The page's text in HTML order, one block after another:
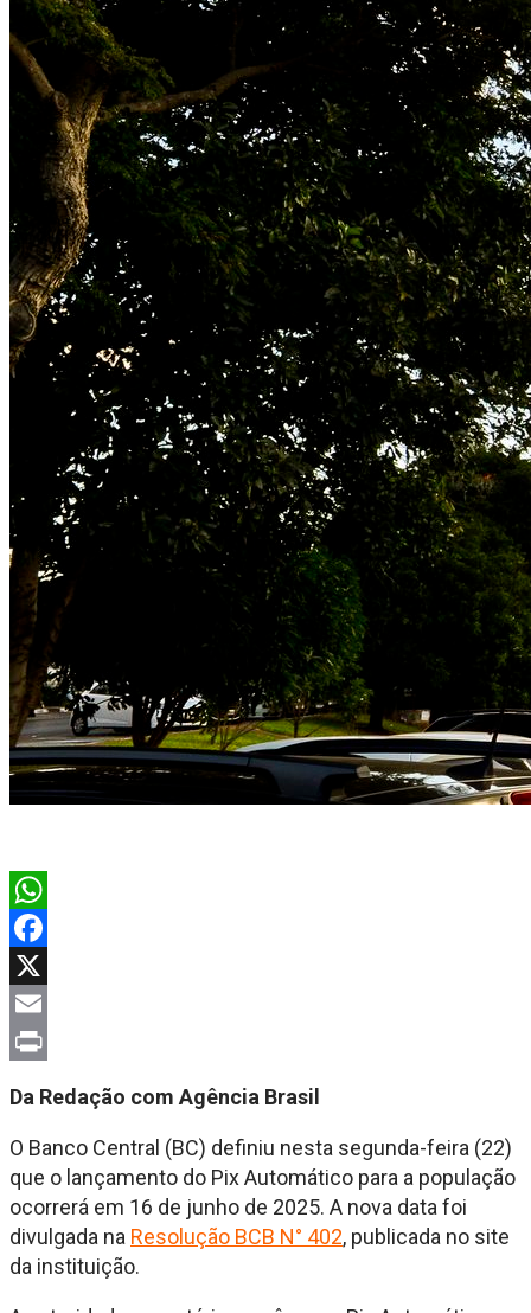
WhatsApp
Facebook
X
Email
Da Redação com Agência Brasil
O Banco Central (BC) definiu nesta segunda-feira (22)
que o lançamento do Pix Automático para a população
ocorrerá em 16 de junho de 2025. A nova data foi
divulgada na Resolução BCB N° 402, publicada no site
da instituição.